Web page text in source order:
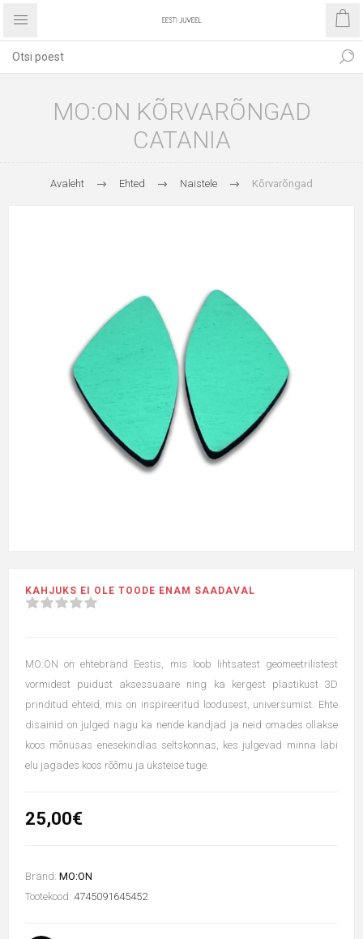
MO:ON KÕRVARÕNGAD
CATANIA
Avaleht Ehted Naistele Kõrvarõngad
KAHJUKS EI OLE TOODE ENAM SAADAVAL
MO:ON on ehtebränd Eestis, mis loob lihtsatest geomeetrilistest
vormidest puidust aksessuaare ning ka kergest plastikust 3D
prinditud ehteid, mis on inspireeritud loodusest, universumist. Ehte
disainid on julged nagu ka nende kandjad ja neid omades ollakse
koos mõnusas enesekindlas seltskonnas, kes julgevad minna läbi
elu jagades koos rõõmu ja üksteise tuge.
25,00€
Bränd: MO:ON
Tootekood: 4745091645452